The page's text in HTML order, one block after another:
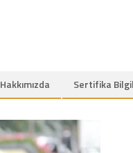
Hakkımızda Sertifika